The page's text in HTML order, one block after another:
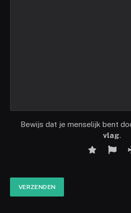
Bewijs dat je menselijk bent
vlag.